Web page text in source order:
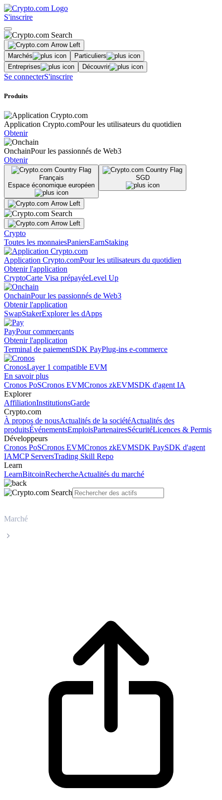
S'inscrire
Marchés
Particuliers
Entreprises
Découvrir
Se connecterS'inscrire
Produits
Application Crypto.comPour les utilisateurs du quotidien
Obtenir
OnchainPour les passionnés de Web3
Obtenir
Français
Espace économique européen
SGD
Crypto
Toutes les monnaiesPaniersEarnStaking
Application Crypto.comPour les utilisateurs du quotidien
Obtenir l'application
CryptoCarte Visa prépayéeLevel Up
OnchainPour les passionnés de Web3
Obtenir l'application
SwapStakerExplorer les dApps
PayPour commerçants
Obtenir l'application
Terminal de paiementSDK PayPlug-ins e-commerce
CronosLayer 1 compatible EVM
En savoir plus
Cronos PoSCronos EVMCronos zkEVMSDK d'agent IA
Explorer
AffiliationInstitutionsGarde
Crypto.com
À propos de nousActualités de la sociétéActualités des
produitsÉvénementsEmploisPartenairesSécuritéLicences & Permis
Développeurs
Cronos PoSCronos EVMCronos zkEVMSDK PaySDK d'agent
IAMCP ServersTrading Skill Repo
Learn
LearnBitcoinRechercheActualités du marché
Marché